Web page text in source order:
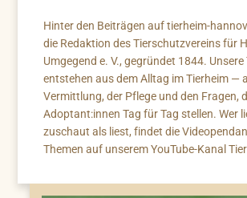
Hinter den Beiträgen auf tierheim-
die Redaktion des Tierschutzvereins für
Umgegend e. V., gegründet 1844. Unsere
entstehen aus dem Alltag im Tierheim —
Vermittlung, der Pflege und den Fragen,
Adoptant:innen Tag für Tag stellen. Wer
zuschaut als liest, findet die
Themen auf unserem YouTube-Kanal